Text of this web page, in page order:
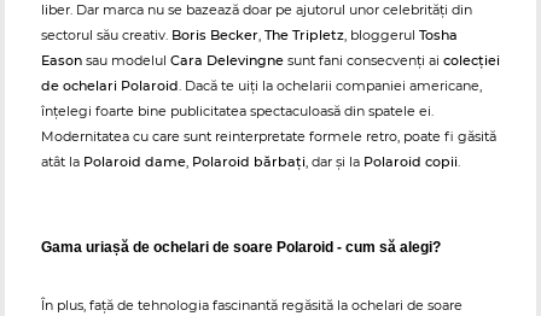
liber. Dar marca nu se bazează doar pe ajutorul unor celebrități din
sectorul său creativ. Boris Becker, The Tripletz, bloggerul Tosha
Eason sau modelul Cara Delevingne sunt fani consecvenți ai colecției
de ochelari Polaroid. Dacă te uiți la ochelarii companiei americane,
înțelegi foarte bine publicitatea spectaculoasă din spatele ei.
Modernitatea cu care sunt reinterpretate formele retro, poate fi găsită
atât la Polaroid dame, Polaroid bărbați, dar și la Polaroid copii.
Gama uriașă de ochelari de soare Polaroid - cum să alegi?
În plus, față de tehnologia fascinantă regăsită la ochelari de soare